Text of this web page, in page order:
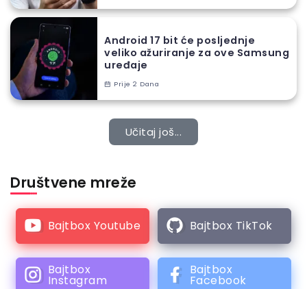
Android 17 bit će posljednje
veliko ažuriranje za ove Samsung
uređaje
Prije 2 Dana
Učitaj još...
Društvene mreže
Bajtbox Youtube Bajtbox TikTok
Bajtbox
Instagram
Bajtbox
Facebook